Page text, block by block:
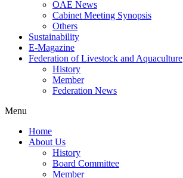
OAE News
Cabinet Meeting Synopsis
Others
Sustainability
E-Magazine
Federation of Livestock and Aquaculture
History
Member
Federation News
Menu
Home
About Us
History
Board Committee
Member